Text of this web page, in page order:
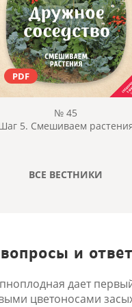
PDF
№ 45
5. Смешиваем
ВСЕ ВЕСТНИКИ
и
дает
цветоносами